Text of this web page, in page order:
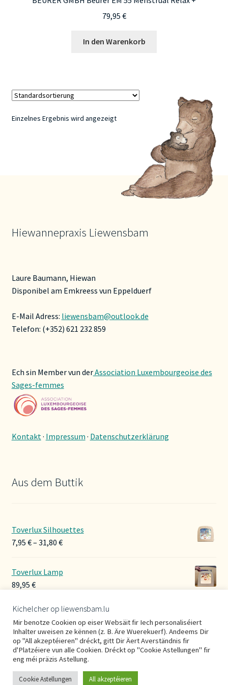
79,95 €
In den Warenkorb
Einzelnes Ergebnis wird angezeigt
Hiewannepraxis Liewensbam
Laure Baumann, Hiewan
Disponibel am Emkreess vun Eppelduerf
E-Mail Adress: liewensbam@outlook.de
Telefon: (+352) 621 232 859
Ech sin Member vun derAssociation Luxembourgeoise des
Sages-femmes
Kontakt · Impressum · Datenschutzerklärung
Aus dem Buttik
Toverlux Silhouettes
7,95 €– 31,80 €Preisspanne:
Toverlux Lamp
89,95 €
Hoerbänner Wollwalk
29,00€
Kichelcher op liewensbam.lu
Mir benotze Cookien op eiser Websäit fir Iech personaliséiert
Inhalter uweisen ze kënnen (z. B. Äre Wuerekuerf). Andeems Dir
op "All akzeptéieren" dréckt, gitt Dir Äert Averständnis fir
d'Platzéiere vun alle Cookien. Dréckt op "Cookie Astellungen" fir
eng méi präzis Astellung.
Cookie Astellungen All akzeptéieren